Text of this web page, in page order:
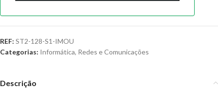
REF: ST2-128-S1-IMOU
Categorias: Informática, Redes e Comunicações
Descrição